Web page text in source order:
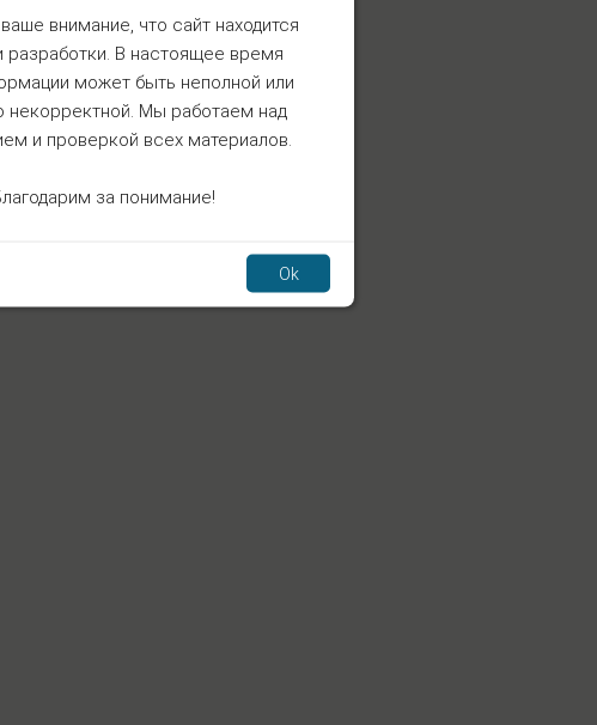
внимание, что сайт находится
разработки. В настоящее время
может быть неполной или
некорректной. Мы работаем над
и проверкой всех материалов.
за понимание!
Ok